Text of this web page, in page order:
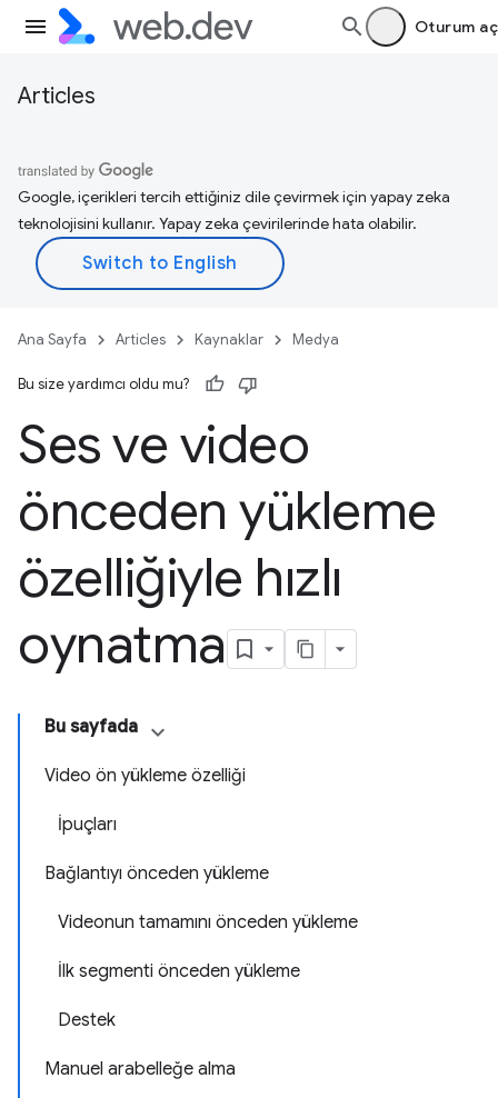
Oturum aç
Articles
Google, içerikleri tercih ettiğiniz dile çevirmek için yapay zeka
teknolojisini kullanır. Yapay zeka çevirilerinde hata olabilir.
Ana Sayfa Articles Kaynaklar Medya
Bu size yardımcı oldu mu?
Ses ve video
önceden yükleme
özelliğiyle hızlı
oynatma
Bu sayfada
Video ön yükleme özelliği
İpuçları
Bağlantıyı önceden yükleme
Videonun tamamını önceden yükleme
İlk segmenti önceden yükleme
Destek
Manuel arabelleğe alma